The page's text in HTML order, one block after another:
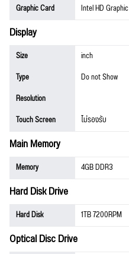
Graphic Card Intel HD
Display
Size
inch
Type
Do not Show
Resolution
Touch Screen
ไม่รองรับ
Main Memory
Memory 4GB DDR3
Hard Disk Drive
Hard Disk 1TB 7200RPM
Optical Disc Drive